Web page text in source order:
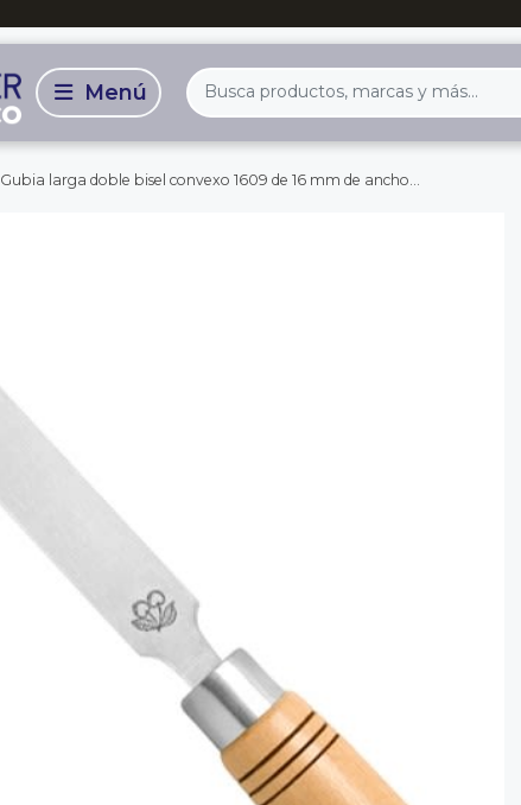
Gubia larga doble bisel convexo 1609 de 16 mm de ancho para torneria